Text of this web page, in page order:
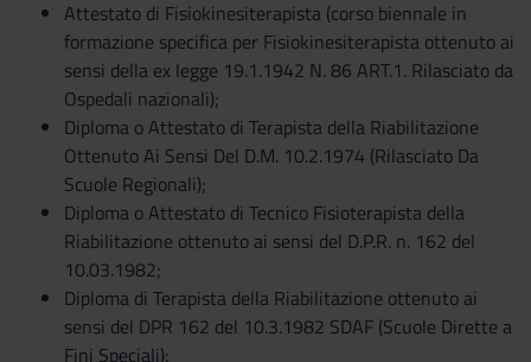
Attestato di Fisiokinesiterapista (corso biennale in
formazione specifica per Fisiokinesiterapista ottenuto ai
sensi della ex legge 19.1.1942 N. 86 ART.1. Rilasciato da
Ospedali nazionali);
Diploma o Attestato di Terapista della Riabilitazione
Ottenuto Ai Sensi Del D.M. 10.2.1974 (Rilasciato Da
Scuole Regionali);
Diploma o Attestato di Tecnico Fisioterapista della
Riabilitazione ottenuto ai sensi del D.P.R. n. 162 del
10.03.1982;
Diploma di Terapista della Riabilitazione ottenuto ai
sensi del DPR 162 del 10.3.1982 SDAF (Scuole Dirette a
Fini Speciali);